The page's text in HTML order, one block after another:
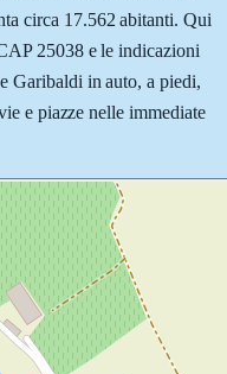
circa 17.562 abitanti. Qui
25038 e le indicazioni
Garibaldi in auto, a piedi,
e piazze nelle immediate